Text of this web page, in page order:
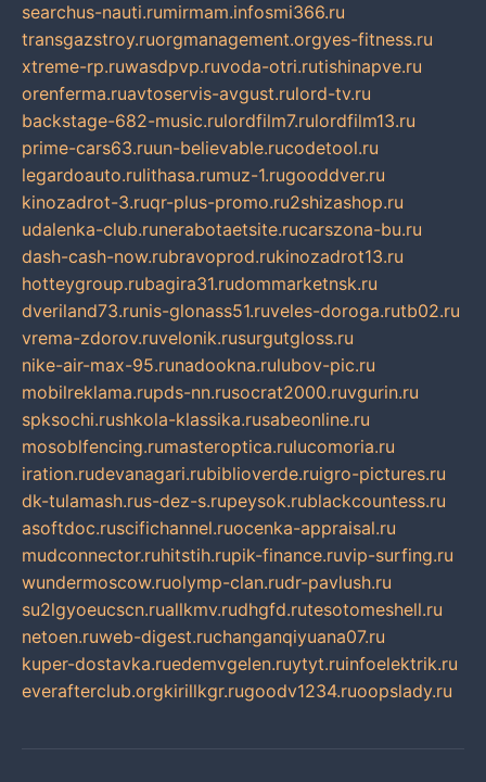
searchus-nauti.rumirmam.infosmi366.ru
transgazstroy.ruorgmanagement.orgyes-fitness.ru
xtreme-rp.ruwasdpvp.ruvoda-otri.rutishinapve.ru
orenferma.ruavtoservis-avgust.rulord-tv.ru
backstage-682-music.rulordfilm7.rulordfilm13.ru
prime-cars63.ruun-believable.rucodetool.ru
legardoauto.rulithasa.rumuz-1.rugooddver.ru
kinozadrot-3.ruqr-plus-promo.ru2shizashop.ru
udalenka-club.runerabotaetsite.rucarszona-bu.ru
dash-cash-now.rubravoprod.rukinozadrot13.ru
hotteygroup.rubagira31.rudommarketnsk.ru
dveriland73.runis-glonass51.ruveles-doroga.rutb02.ru
vrema-zdorov.ruvelonik.rusurgutgloss.ru
nike-air-max-95.runadookna.rulubov-pic.ru
mobilreklama.rupds-nn.rusocrat2000.ruvgurin.ru
spksochi.rushkola-klassika.rusabeonline.ru
mosoblfencing.rumasteroptica.rulucomoria.ru
iration.rudevanagari.rubiblioverde.ruigro-pictures.ru
dk-tulamash.rus-dez-s.rupeysok.rublackcountess.ru
asoftdoc.ruscifichannel.ruocenka-appraisal.ru
mudconnector.ruhitstih.rupik-finance.ruvip-surfing.ru
wundermoscow.ruolymp-clan.rudr-pavlush.ru
su2lgyoeucscn.ruallkmv.rudhgfd.rutesotomeshell.ru
netoen.ruweb-digest.ruchanganqiyuana07.ru
kuper-dostavka.ruedemvgelen.ruytyt.ruinfoelektrik.ru
everafterclub.orgkirillkgr.rugoodv1234.ruoopslady.ru